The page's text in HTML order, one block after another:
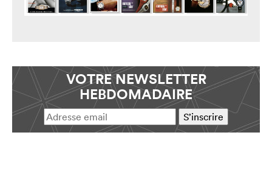
VOTRE NEWSLETTER
HEBDOMADAIRE